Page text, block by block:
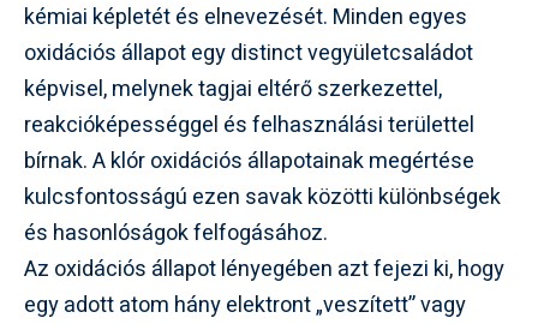
kémiai képletét és elnevezését. Minden egyes
oxidációs állapot egy distinct vegyületcsaládot
képvisel, melynek tagjai eltérő szerkezettel,
reakcióképességgel és felhasználási területtel
bírnak. A klór oxidációs állapotainak megértése
kulcsfontosságú ezen savak közötti különbségek
és hasonlóságok felfogásához.
Az oxidációs állapot lényegében azt fejezi ki, hogy
egy adott atom hány elektront „veszített” vagy